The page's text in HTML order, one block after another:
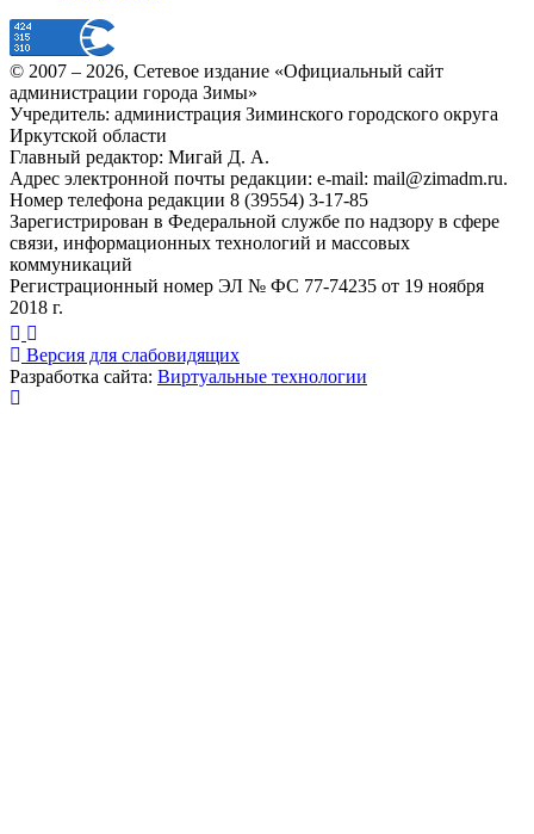
© 2007 – 2026, Сетевое издание «Официальный сайт
администрации города Зимы»
Учредитель: администрация Зиминского городского округа
Иркутской области
Главный редактор: Мигай Д. А.
Адрес электронной почты редакции: e-mail: mail@zimadm.ru.
Номер телефона редакции 8 (39554) 3-17-85
Зарегистрирован в Федеральной службе по надзору в сфере
связи, информационных технологий и массовых
коммуникаций
Регистрационный номер ЭЛ № ФС 77-74235 от 19 ноября
2018 г.
Версия для слабовидящих
Разработка сайта: Виртуальные технологии